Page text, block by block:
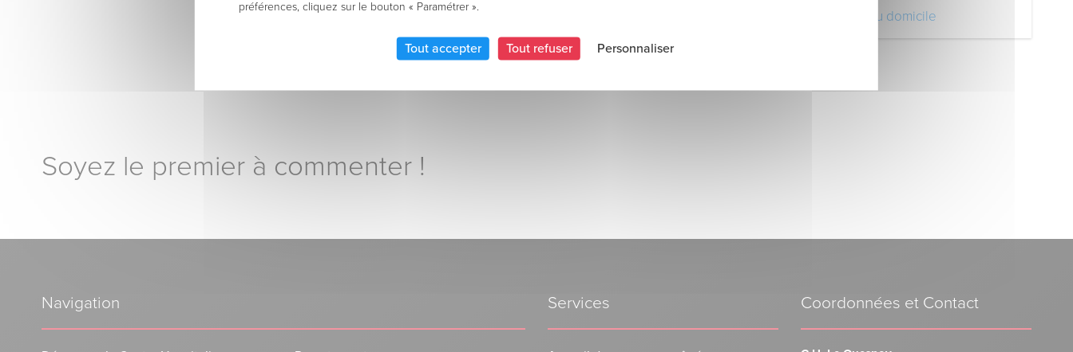
Votre retour au domicile
Soyez le premier à commenter !
Navigation Services Coordonnées et Contact
préférences, cliquez sur le bouton « Paramétrer ».
Tout accepter Tout refuser Personnaliser